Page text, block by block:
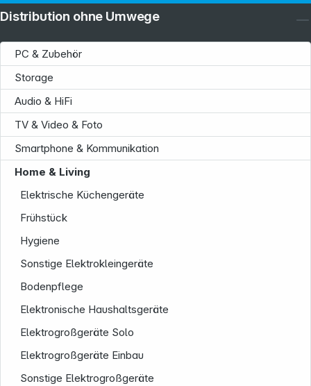
PC & Zubehör
Storage
Audio & HiFi
TV & Video & Foto
Smartphone & Kommunikation
Home & Living
Elektrische Küchengeräte
Frühstück
Hygiene
Sonstige Elektrokleingeräte
Bodenpflege
Elektronische Haushaltsgeräte
Elektrogroßgeräte Solo
Elektrogroßgeräte Einbau
Sonstige Elektrogroßgeräte
Distribution ohne Umwege